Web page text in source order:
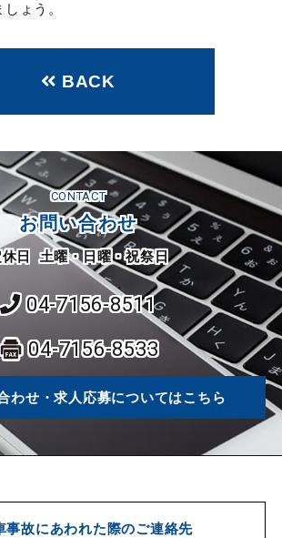
ょう。
BACK
お問い合わせ
CONTACT
休日 土曜・日曜・祝祭日
04-7156-8511
04-7156-8533
わせ・求人応募についてはこちら
事故にあわれた際のご連絡先